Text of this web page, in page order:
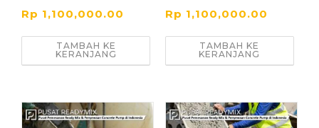
Rp 1,100,000.00
TAMBAH KE
KERANJANG
Rp 1,100,000.00
TAMBAH KE
KERANJANG